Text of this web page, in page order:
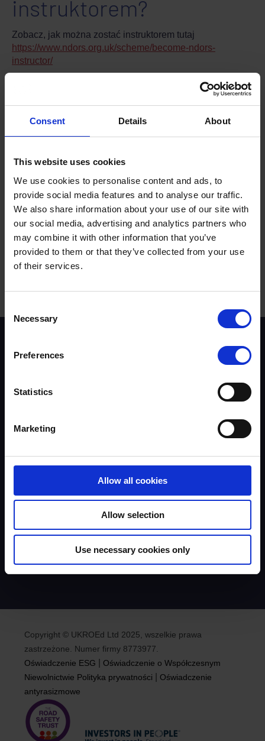
Consent Details About
This website uses cookies
We use cookies to personalise content and ads, to
provide social media features and to analyse our traffic.
We also share information about your use of our site with
our social media, advertising and analytics partners who
may combine it with other information that you’ve
provided to them or that they’ve collected from your use
of their services.
Selection
Necessary
Preferences
Statistics
Marketing
Allow all cookies
Allow selection
Use necessary cookies only
instruktorem?
Zobacz, jak można zostać instruktorem tutaj
https://www.ndors.org.uk/scheme/become-ndors-
instructor/
Czy znalazłeś odpowiedź na swoje pytanie w
sekcji „najczęściej zadawane pytania”?
Czy ta odpowiedź była pomocna?
Tak NIE
Trenerzy
Driver Top-Up
Kursy
Organizatorzy kursów
Dokumenty
Podkasty
Równość, różnorodność i integracja
Dostępność
Copyright © UKROEd Ltd 2025, wszelkie prawa
zastrzeżone. Numer firmy 8773977.
Oświadczenie ESG
Oświadczenie o Współczesnym
Niewolnictwie Polityka prywatności
Oświadczenie
antyrasizmowe